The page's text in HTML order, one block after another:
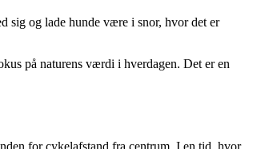
sig og lade hunde være i snor, hvor det er
på naturens værdi i hverdagen. Det er en
for cykelafstand fra centrum. I en tid, hvor